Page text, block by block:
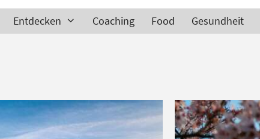
Entdecken Coaching Food Gesundheit